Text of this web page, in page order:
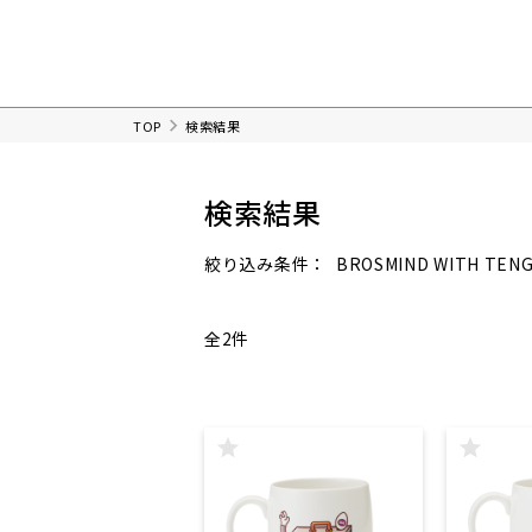
TOP 検索結果
検索結果
絞り込み条件： BROSMIND WITH
全2件